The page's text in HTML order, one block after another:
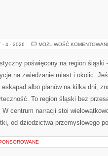
- 4 - 2026 MOŻLIWOŚĆ
poświęcony na region śląski
na zwiedzanie miast i okolic.
albo planów na kilka dni,
To region śląski bez
centrum narracji stoi
od dziedzictwa przemysłowego